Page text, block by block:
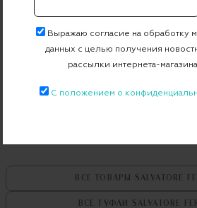
Примерка при доставке торговым
ВСЕ ТОВАРЫ SALVATORE
ВСЕ ТУФЛИ SALVATORE
Выражаю согласие на обработку
данных с целью получения
рассылки интернета-
С положением о